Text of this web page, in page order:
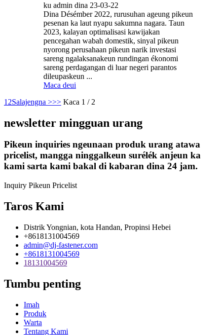
ku admin dina 23-03-22
Dina Désémber 2022, rurusuhan ageung pikeun
pesenan ka laut nyapu sakumna nagara. Taun
2023, kalayan optimalisasi kawijakan
pencegahan wabah domestik, sinyal pikeun
nyorong perusahaan pikeun narik investasi
sareng ngalaksanakeun rundingan ékonomi
sareng perdagangan di luar negeri parantos
dileupaskeun ...
Maca deui
1 2Salajengna >>> Kaca 1 / 2
newsletter mingguan urang
Pikeun inquiries ngeunaan produk urang atawa
pricelist, mangga ninggalkeun surélék anjeun ka
kami sarta kami bakal di kabaran dina 24 jam.
Inquiry Pikeun Pricelist
Taros Kami
Distrik Yongnian, kota Handan, Propinsi Hebei
+8618131004569
admin@dj-fastener.com
+8618131004569
18131004569
Tumbu penting
Imah
Produk
Warta
Tentang Kami